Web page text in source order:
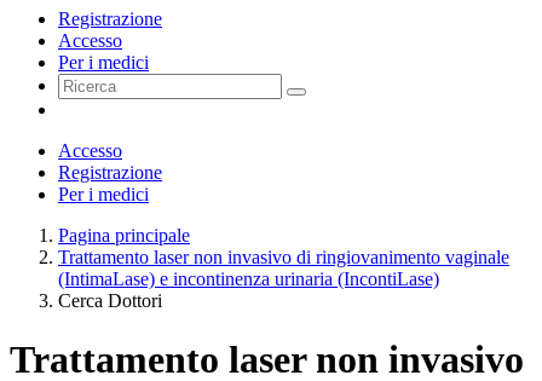
Registrazione
Accesso
Per i medici
Accesso
Registrazione
Per i medici
Pagina principale
Trattamento laser non invasivo di ringiovanimento vaginale
(IntimaLase) e incontinenza urinaria (IncontiLase)
Cerca Dottori
Trattamento laser non invasivo